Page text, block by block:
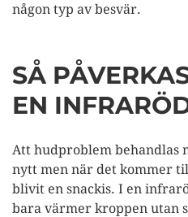
någon typ av besvär.
SÅ
EN
Att hudproblem behandlas
nytt men när det kommer
blivit en snackis. I en
bara värmer kroppen utan